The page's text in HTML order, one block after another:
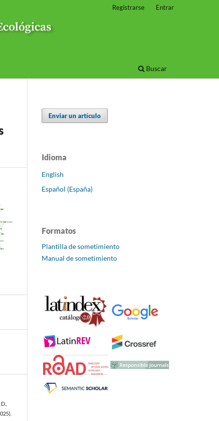
Buscar
Registrarse Entrar
Enviar un artículo
Idioma
English
Español (España)
Formatos
Plantilla de sometimiento
Manual de sometimiento